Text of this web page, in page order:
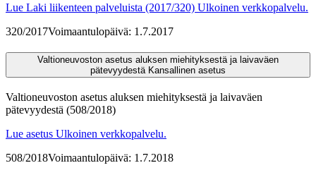
Lue Laki liikenteen palveluista (2017/320) Ulkoinen verkkopalvelu.
320/2017Voimaantulopäivä: 1.7.2017
Valtioneuvoston asetus aluksen miehityksestä ja laivaväen
pätevyydestä Kansallinen asetus
Valtioneuvoston asetus aluksen miehityksestä ja laivaväen
pätevyydestä (508/2018)
Lue asetus Ulkoinen verkkopalvelu.
508/2018Voimaantulopäivä: 1.7.2018